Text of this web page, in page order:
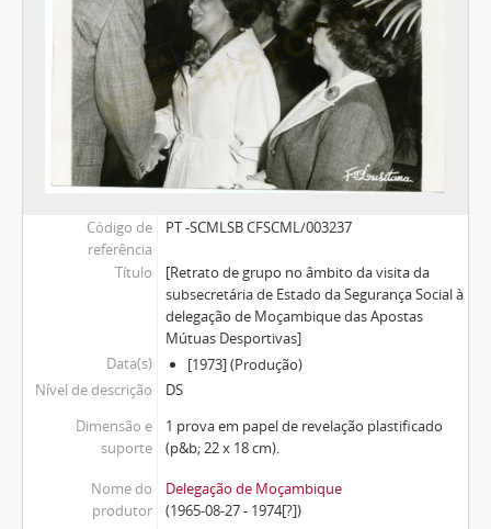
Código de
referência
PT -SCMLSB CFSCML/003237
Título
[Retrato de grupo no âmbito da visita da
subsecretária de Estado da Segurança Social à
delegação de Moçambique das Apostas
Mútuas Desportivas]
Data(s)
[1973] (Produção)
Nível de descrição
DS
Dimensão e
suporte
1 prova em papel de revelação plastificado
(p&b; 22 x 18 cm).
Nome do
produtor
Delegação de Moçambique
(1965-08-27 - 1974[?])